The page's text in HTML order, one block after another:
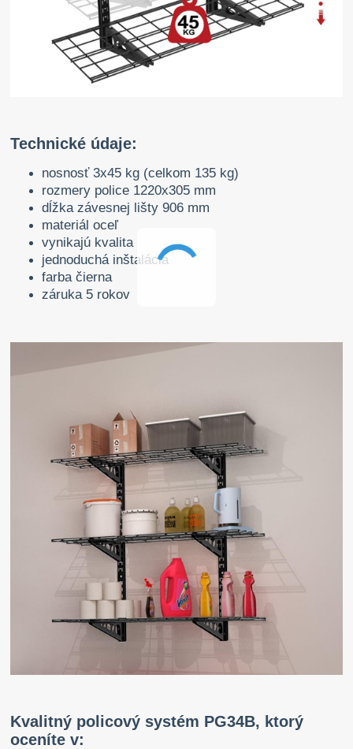
Technické údaje:
nosnosť 3x45 kg (celkom 135 kg)
rozmery police 1220x305 mm
dĺžka závesnej lišty 906 mm
materiál oceľ
vynikajú kvalita
jednoduchá inštalácia
farba čierna
záruka 5 rokov
Kvalitný policový systém PG34B, ktorý
oceníte v: